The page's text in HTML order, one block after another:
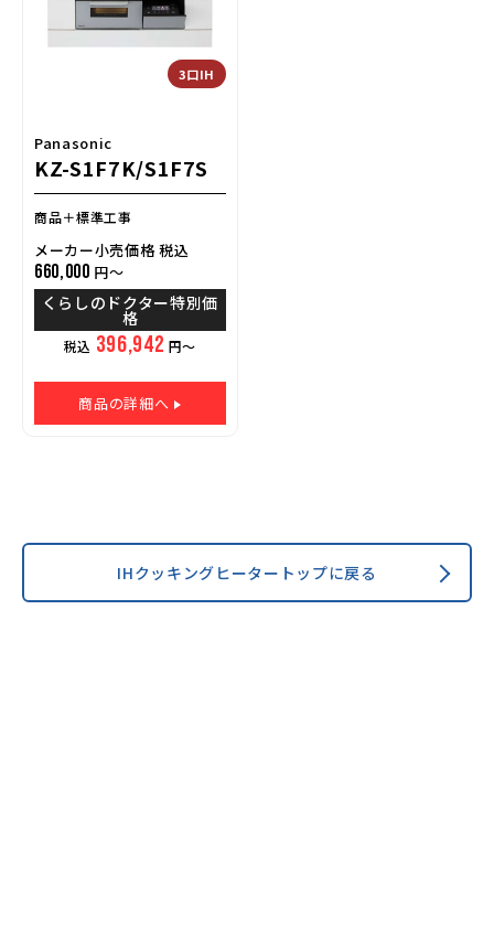
3口IH
Panasonic
KZ-S1F7K/S1F7S
商品＋標準工事
メーカー小売価格 税込
660,000 円～
くらしのドクター特別価
格
税込 396,942 円～
商品の詳細へ
IHクッキングヒータートップに戻る